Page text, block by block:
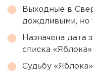
Выходные в
дождливыми, но
Назначена дата
списка
Судьбу